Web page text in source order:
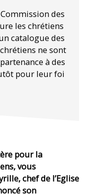
des
les chrétiens
catalogue des
ne sont
à des
pour leur foi
pour la
vous
chef de l’Eglise
son